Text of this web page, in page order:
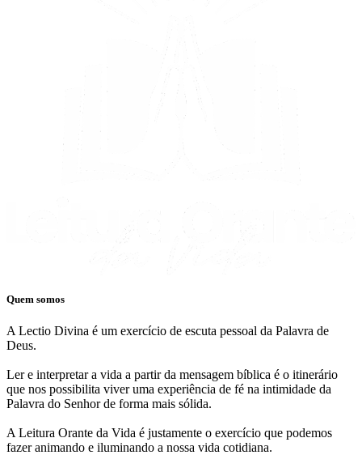
Quem somos
A Lectio Divina é um exercício de escuta pessoal da Palavra de
Deus.
Ler e interpretar a vida a partir da mensagem bíblica é o itinerário
que nos possibilita viver uma experiência de fé na intimidade da
Palavra do Senhor de forma mais sólida.
A Leitura Orante da Vida é justamente o exercício que podemos
fazer animando e iluminando a nossa vida cotidiana.